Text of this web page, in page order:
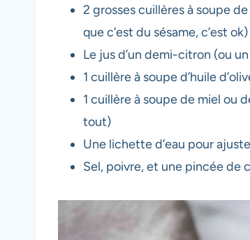
2 grosses cuillères à soupe
que c’est du sésame, c’est ok)
Le jus d’un demi-citron (ou
1 cuillère à soupe d’huile
1 cuillère à soupe de miel ou
tout)
Une lichette d’eau pour
Sel, poivre, et une pincée de